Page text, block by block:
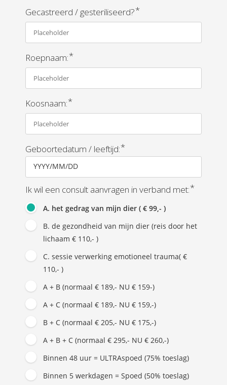
Gecastreerd / gesteriliseerd?*
Roepnaam:*
Koosnaam:*
Geboortedatum / leeftijd:*
YYYY/MM/DD
Ik wil een consult aanvragen in verband met:*
A. het gedrag van mijn dier ( € 99,- )
B. de gezondheid van mijn dier (reis door het
lichaam € 110,- )
C. sessie verwerking emotioneel trauma( €
110,- )
A + B (normaal € 189,- NU € 159-)
A + C (normaal € 189,- NU € 159,-)
B + C (normaal € 205,- NU € 175,-)
A + B + C (normaal € 295,- NU € 260,-)
Binnen 48 uur = ULTRAspoed (75% toeslag)
Binnen 5 werkdagen = Spoed (50% toeslag)